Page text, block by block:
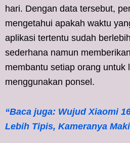
hari. Dengan data tersebut,
mengetahui apakah waktu
aplikasi tertentu sudah
sederhana namun
membantu setiap orang untuk
menggunakan ponsel.
“Baca juga: Wujud Xiaomi
Lebih Tipis, Kameranya